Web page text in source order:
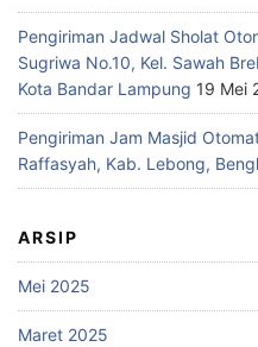
Pengiriman Jadwal Sholat
Sugriwa No.10, Kel. Sawah
Kota Bandar Lampung 19 Mei
Pengiriman Jam Masjid
Raffasyah, Kab. Lebong,
ARSIP
Mei 2025
Maret 2025